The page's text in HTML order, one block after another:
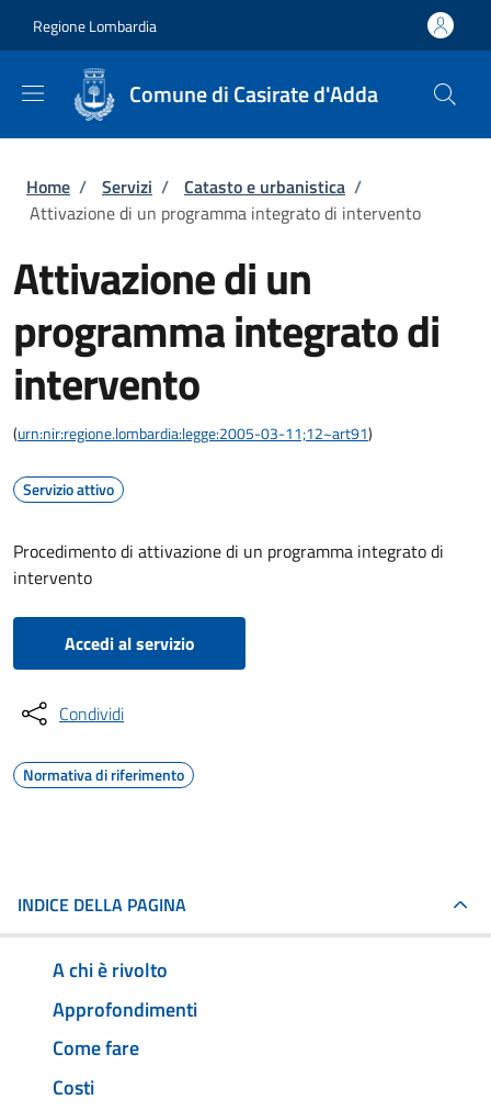
Regione Lombardia
Comune di Casirate d'Adda
Briciole di pane
Home / Servizi / Catasto e urbanistica /
Attivazione di un programma integrato di intervento
Attivazione di un
programma integrato di
intervento
(urn:nir:regione.lombardia:legge:2005-03-11;12~art91)
Servizio attivo
Procedimento di attivazione di un programma integrato di
intervento
Accedi al servizio
Condividi
Normativa di riferimento
INDICE DELLA PAGINA
A chi è rivolto
Approfondimenti
Come fare
Costi